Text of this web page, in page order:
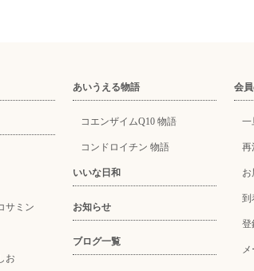
サミン
お
あいうえる物語
コエンザイムQ10 物語
コンドロイチン 物語
いいな日和
お知らせ
ブログ一覧
会
一
再
お
到
登